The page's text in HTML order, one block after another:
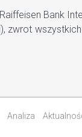
Bank
zwrot
Analiza